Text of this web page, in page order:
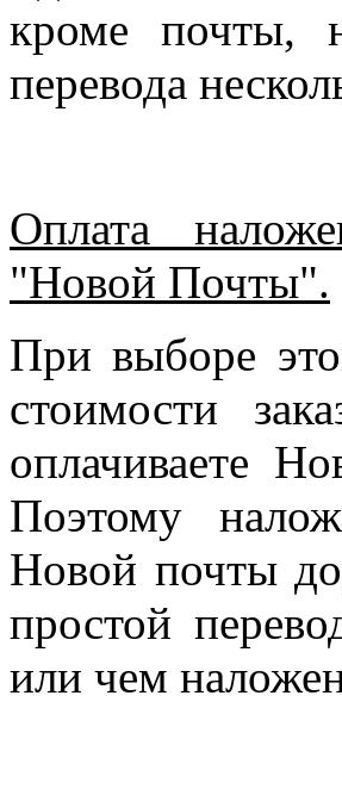
кроме почты,
перевода
Оплата
"Новой Почты".
При выборе
стоимости
оплачиваете
Поэтому
Новой почты
простой
или чем